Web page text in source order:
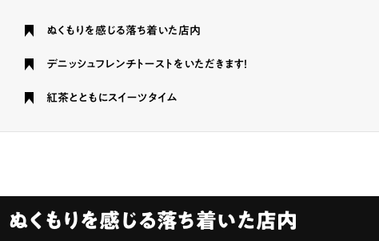
ぬくもりを感じる落ち着いた店内
デニッシュフレンチトーストをいただきます！
紅茶とともにスイーツタイム
ぬくもりを感じる落ち着いた店内